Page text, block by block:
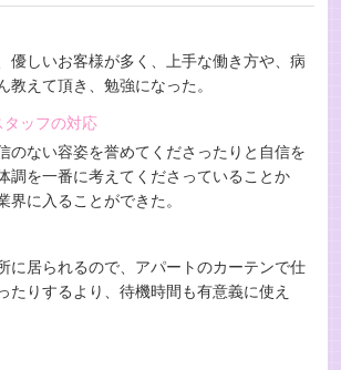
優しいお客様が多く、上手な働き方や、病
教えて頂き、勉強になった。
ッフの対応
のない容姿を誉めてくださったりと自信を
調を一番に考えてくださっていることか
界に入ることができた。
に居られるので、アパートのカーテンで仕
たりするより、待機時間も有意義に使え